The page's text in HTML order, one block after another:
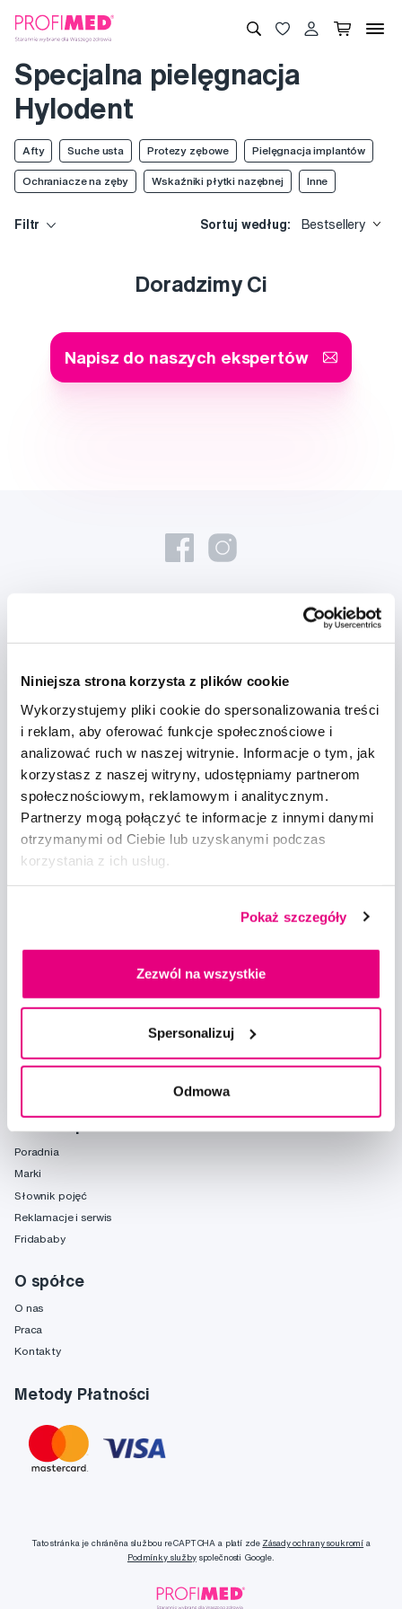
Niniejsza strona korzysta z plików cookie
Wykorzystujemy pliki cookie do spersonalizowania treści
i reklam, aby oferować funkcje społecznościowe i
analizować ruch w naszej witrynie. Informacje o tym, jak
korzystasz z naszej witryny, udostępniamy partnerom
społecznościowym, reklamowym i analitycznym.
Partnerzy mogą połączyć te informacje z innymi danymi
otrzymanymi od Ciebie lub uzyskanymi podczas
korzystania z ich usług.
Pokaż szczegóły
Zezwól na wszystkie
Spersonalizuj
Odmowa
Specjalna pielęgnacja
Hylodent
Afty Suche usta Protezy zębowe Pielęgnacja implantów
Ochraniacze na zęby Wskaźniki płytki nazębnej Inne
Filtr Sortuj według: Bestsellery
Doradzimy Ci
Napisz do naszych ekspertów
Zapytaj o poradę
Ochrona danych osobowych
Poradnia
Marki
Słownik pojęć
Reklamacje i serwis
Fridababy
O spółce
O nas
Praca
Kontakty
Metody Płatności
Zapisz się
Chcę otrzymywać informacje o nowościach i ofertach specjalnych i
wyrażam zgodę na przetwarzanie danych osobowychw tym celu.
Tato stránka je chráněna službou reCAPTCHA a platí zde Zásady ochrany soukromí a
Podmínky službyspolečnosti Google.